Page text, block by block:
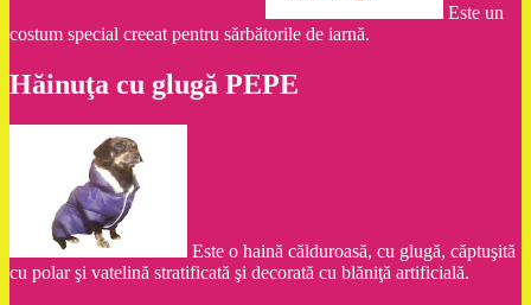
Este un
costum special creeat pentru sărbătorile de iarnă.
Hăinuţa cu glugă PEPE
Este o haină călduroasă, cu glugă, căptuşită
cu polar şi vatelină stratificată şi decorată cu blăniţă artificială.